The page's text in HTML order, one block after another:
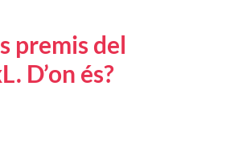
premis del
D’on és?